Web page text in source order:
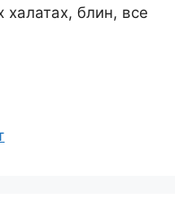
блин, все